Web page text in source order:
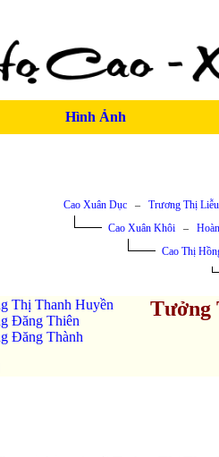
Hình Ảnh
Cao Xuân Dục– Trương Thị Liễu
Cao Xuân Khôi–
Cao Thị
Thị Thanh Huyền
Đăng Thiên
Đăng Thành
Tưởng